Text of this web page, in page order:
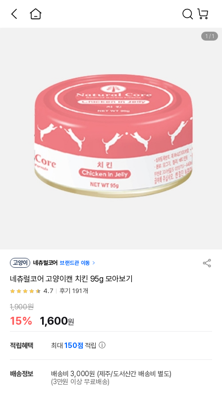
1 / 1
고양이 네츄럴코어 브랜드관 이동
네츄럴코어 고양이캔 치킨 95g 모아보기
4.7 후기 191개
1,900원
15% 1,600원
적립혜택 최대150점 적립
배송정보 배송비 3,000원 (제주/도서산간 배송비 별도)
(3만원 이상 무료배송)